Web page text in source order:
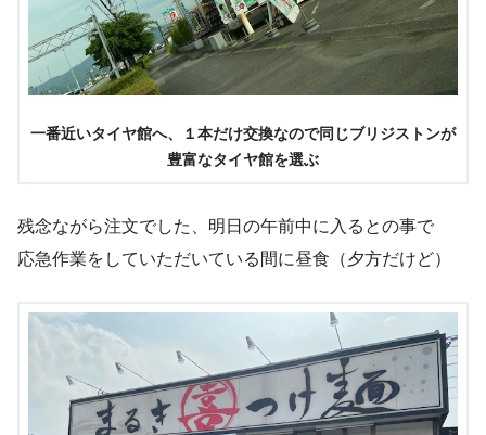
一番近いタイヤ館へ、１本だけ交換なので同じブリジストンが
豊富なタイヤ館を選ぶ
残念ながら注文でした、明日の午前中に入るとの事で
応急作業をしていただいている間に昼食（夕方だけど）